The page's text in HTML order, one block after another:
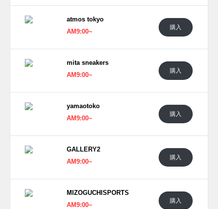
, sneakersnstuff)
atmos tokyo
AM9:00~
購入
mita sneakers
AM9:00~
購入
yamaotoko
AM9:00~
購入
GALLERY2
AM9:00~
購入
MIZOGUCHISPORTS
AM9:00~
購入